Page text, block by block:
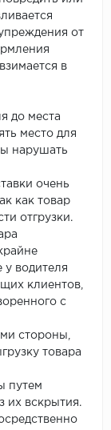
от
в
до места
место для
нарушать
очень
как товар
отгрузки.
водителя
клиентов,
с
стороны,
товара
путем
их вскрытия.